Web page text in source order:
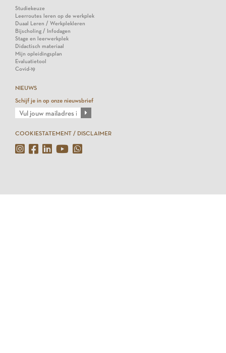
Studiekeuze
Leerroutes leren op de werkplek
Duaal Leren / Werkplekleren
Bijscholing / Infodagen
Stage en leerwerkplek
Didactisch materiaal
Mijn opleidingsplan
Evaluatietool
Covid-19
NIEUWS
Schijf je in op onze nieuwsbrief
COOKIESTATEMENT / DISCLAIMER